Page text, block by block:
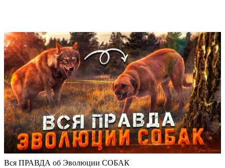
Вся ПРАВДА об Эволюции СОБАК